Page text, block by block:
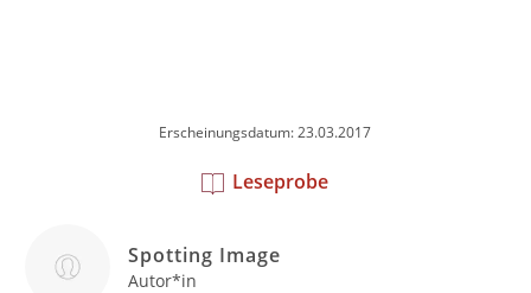
Erscheinungsdatum: 23.03.2017
Leseprobe
Spotting Image
Autor*in